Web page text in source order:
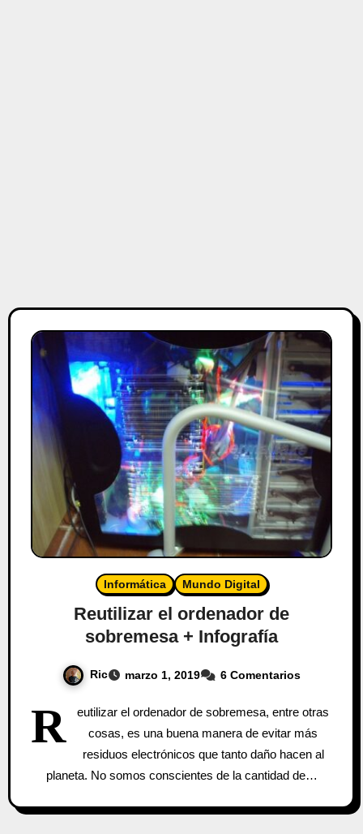
Informática Mundo Digital
Reutilizar el ordenador de
sobremesa + Infografía
Ric marzo 1, 2019 6 Comentarios
R
eutilizar el ordenador de sobremesa, entre otras
cosas, es una buena manera de evitar más
residuos electrónicos que tanto daño hacen al
planeta. No somos conscientes de la cantidad de…